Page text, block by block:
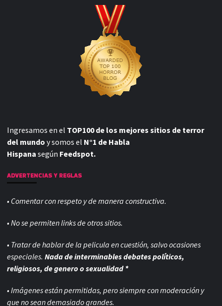
Ingresamos en el TOP100 de los mejores sitios de terror
del mundo y somos el N°1 de Habla
Hispana según Feedspot.
ADVERTENCIAS Y REGLAS
• Comentar con respeto y de manera constructiva.
• No se permiten links de otros sitios.
• Tratar de hablar de la pelicula en cuestión, salvo ocasiones
especiales. Nada de interminables debates políticos,
religiosos, de genero o sexualidad *
• Imágenes están permitidas, pero siempre conmoderación y
que no sean demasiado grandes.